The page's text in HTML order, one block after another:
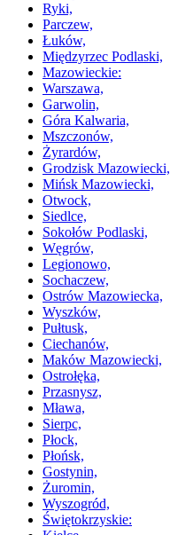
Ryki,
Parczew,
Łuków,
Międzyrzec Podlaski,
Mazowieckie:
Warszawa,
Garwolin,
Góra Kalwaria,
Mszczonów,
Żyrardów,
Grodzisk Mazowiecki,
Mińsk Mazowiecki,
Otwock,
Siedlce,
Sokołów Podlaski,
Węgrów,
Legionowo,
Sochaczew,
Ostrów Mazowiecka,
Wyszków,
Pułtusk,
Ciechanów,
Maków Mazowiecki,
Ostrołęka,
Przasnysz,
Mława,
Sierpc,
Płock,
Płońsk,
Gostynin,
Żuromin,
Wyszogród,
Świętokrzyskie: